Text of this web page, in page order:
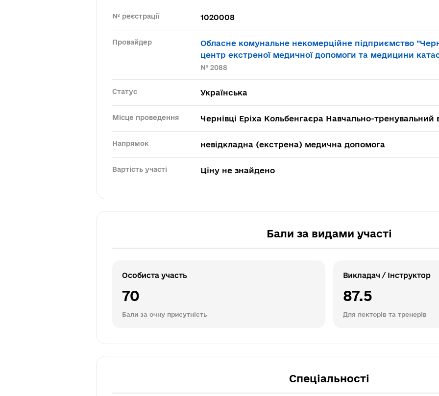
№ реєстрації 1020008
Провайдер
Обласне комунальне некомерційне підприємство
центр екстреної медичної допомоги та медицини
№ 2088
Статус Українська
Місце проведення Чернівці Еріха Кольбенгаєра Навчально-тренувальний
Напрямок невідкладна (екстрена) медична допомога
Вартість участі Ціну не знайдено
Бали за видами участі
Особиста участь
70
Бали за очну присутність
Викладач / Інструктор
87.5
Для лекторів та тренерів
Спеціальності